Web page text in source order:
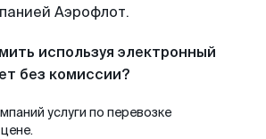
Аэрофлот.
используя электронный
без комиссии?
услуги по перевозке